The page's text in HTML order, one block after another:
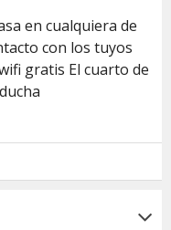
en cualquiera de
con los tuyos
gratis El cuarto de